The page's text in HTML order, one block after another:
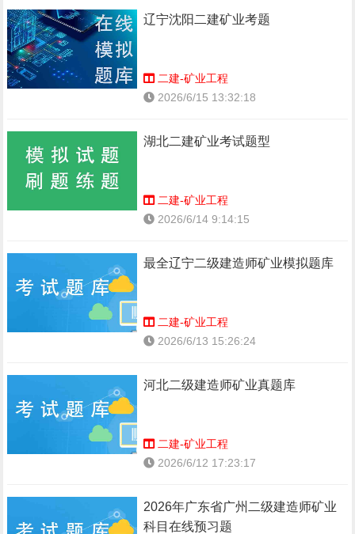
辽宁沈阳二建矿业考题
二建-矿业工程
2026/6/15 13:32:18
湖北二建矿业考试题型
二建-矿业工程
2026/6/14 9:14:15
最全辽宁二级建造师矿业模拟题库
二建-矿业工程
2026/6/13 15:26:24
河北二级建造师矿业真题库
二建-矿业工程
2026/6/12 17:23:17
2026年广东省广州二级建造师矿业
科目在线预习题